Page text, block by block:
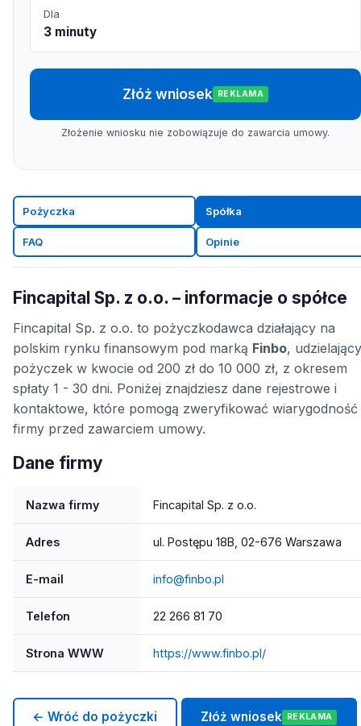
Dla
3 minuty
Złóż wniosek REKLAMA
Złożenie wniosku nie zobowiązuje do zawarcia umowy.
Pożyczka Spółka
FAQ Opinie
Fincapital Sp. z o.o. – informacje o spółce
Fincapital Sp. z o.o. to pożyczkodawca działający na
polskim rynku finansowym pod marką Finbo, udzielający
pożyczek w kwocie od 200 zł do 10 000 zł, z okresem
spłaty 1 - 30 dni. Poniżej znajdziesz dane rejestrowe i
kontaktowe, które pomogą zweryfikować wiarygodność
firmy przed zawarciem umowy.
Dane firmy
Nazwa firmy Fincapital Sp. z o.o.
Adres ul. Postępu 18B, 02-676 Warszawa
E-mail info@finbo.pl
Telefon 22 266 81 70
Strona WWW https://www.finbo.pl/
← Wróć do pożyczki Złóż wniosek REKLAMA